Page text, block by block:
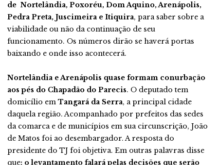
de Nortelândia, Poxoréu, Dom Aquino, Arenápolis,
Pedra Preta, Juscimeira e Itiquira, para saber sobre a
viabilidade ou não da continuação de seu
funcionamento. Os números dirão se haverá portas
baixando e onde isso acontecerá.
Nortelândia e Arenápolis quase formam conurbação
aos pés do Chapadão do Parecis. O deputado tem
domicílio em Tangará da Serra, a principal cidade
daquela região. Acompanhado por prefeitos das sedes
da comarca e de municípios em sua circunscrição, João
de Matos foi ao desembargador. A resposta do
presidente do TJ foi objetiva. Em outras palavras disse
que: o levantamento falará pelas decisões que serão